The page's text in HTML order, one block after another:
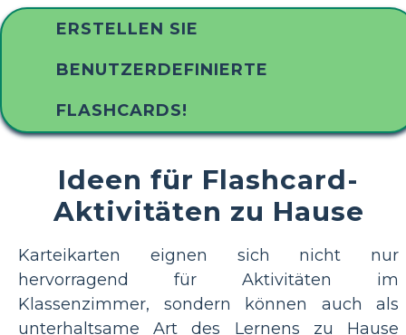
ERSTELLEN SIE
BENUTZERDEFINIERTE
FLASHCARDS!
Ideen für Flashcard-
Aktivitäten zu Hause
Karteikarten eignen sich nicht nur
hervorragend für Aktivitäten im
Klassenzimmer, sondern können auch als
unterhaltsame Art des Lernens zu Hause